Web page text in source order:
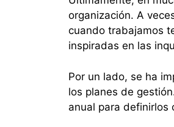
organización. A
cuando trabajamos
inspiradas en las
Por un lado, se ha
los planes de
anual para definirlos